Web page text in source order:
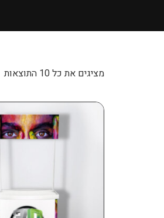
מציגים את כל ⁦10⁩ התוצאות